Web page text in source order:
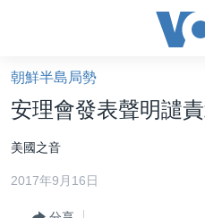
礙
鏈
接
跳
轉
美國大選2024
港澳
台灣
朝鮮半島局勢
安理會發表聲明譴
美國之音
2017年9月16日